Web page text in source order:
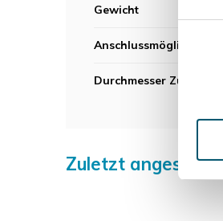
Gewicht
Anschlussmöglichkeiten
Durchmesser Zulauf
Zuletzt angesehen